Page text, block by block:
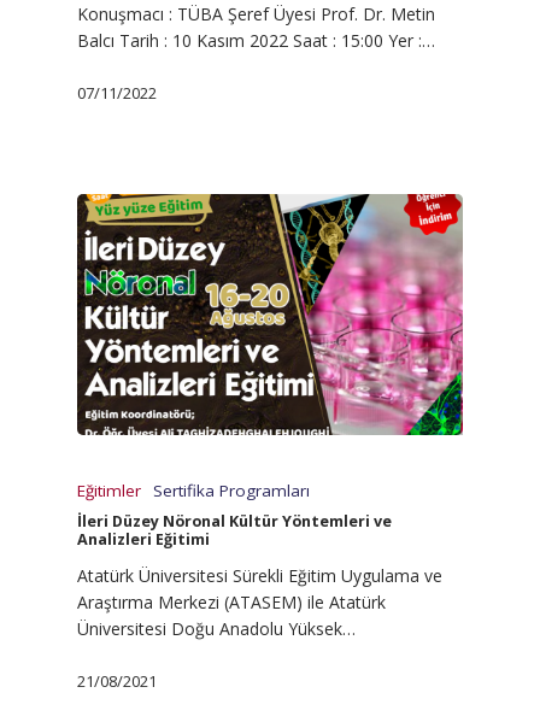
Konuşmacı : TÜBA Şeref Üyesi Prof. Dr. Metin
Balcı Tarih : 10 Kasım 2022 Saat : 15:00 Yer :…
07/11/2022
Eğitimler Sertifika Programları
İleri Düzey Nöronal Kültür Yöntemleri ve
Analizleri Eğitimi
Atatürk Üniversitesi Sürekli Eğitim Uygulama ve
Araştırma Merkezi (ATASEM) ile Atatürk
Üniversitesi Doğu Anadolu Yüksek…
21/08/2021